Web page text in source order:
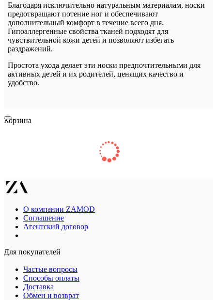
Благодаря исключительно натуральным материалам, носки
предотвращают потение ног и обеспечивают
дополнительный комфорт в течение всего дня.
Гипоаллергенные свойства тканей подходят для
чувствительной кожи детей и позволяют избегать
раздражений.
Простота ухода делает эти носки предпочтительными для
активных детей и их родителей, ценящих качество и
удобство.
Корзина
О компании ZAMOD
Соглашение
Агентский договор
Для покупателей
Частые вопросы
Способы оплаты
Доставка
Обмен и возврат